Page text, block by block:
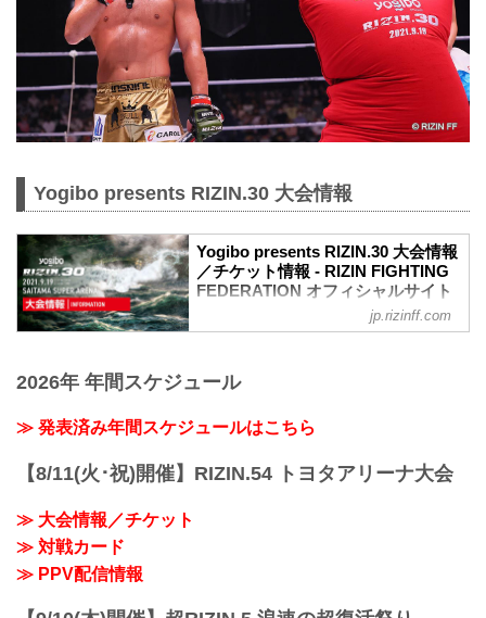
Yogibo presents RIZIN.30 大会情報
Yogibo presents RIZIN.30 大会情報
／チケット情報 - RIZIN FIGHTING
FEDERATION オフィシャルサイト
【9/13更新】チケット販売終了のお知ら
基づき、チケット販売が9月12日付けで終
不便おかけしますが何卒宜しくお願い致
MOVIE
Yogibo presents RIZIN.30 in SAITAMA
jp.rizinff.com
2026年 年間スケジュール
≫ 発表済み年間スケジュールはこちら
【8/11(火･祝)開催】RIZIN.54 トヨタアリーナ大会
≫ 大会情報／チケット
≫ 対戦カード
≫ PPV配信情報